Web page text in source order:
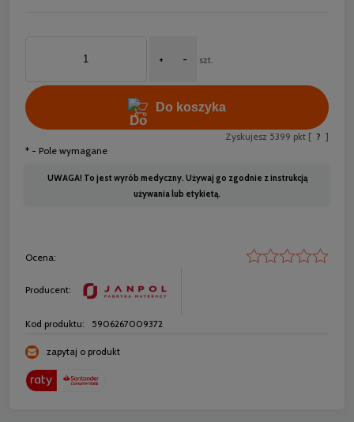
+ - szt.
Do koszyka
Zyskujesz 5399 pkt [ ? ]
* - Pole wymagane
UWAGA! To jest wyrób medyczny. Używaj go zgodnie z instrukcją
używania lub etykietą.
Ocena:
Producent:
Kod produktu: 5906267009372
zapytaj o produkt